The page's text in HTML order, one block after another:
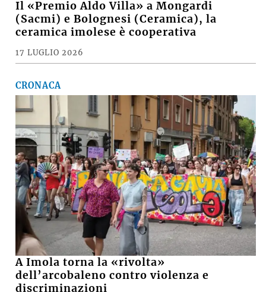
Il «Premio Aldo Villa» a Mongardi
(Sacmi) e Bolognesi (Ceramica), la
ceramica imolese è cooperativa
17 LUGLIO 2026
CRONACA
A Imola torna la «rivolta»
dell’arcobaleno contro violenza e
discriminazioni